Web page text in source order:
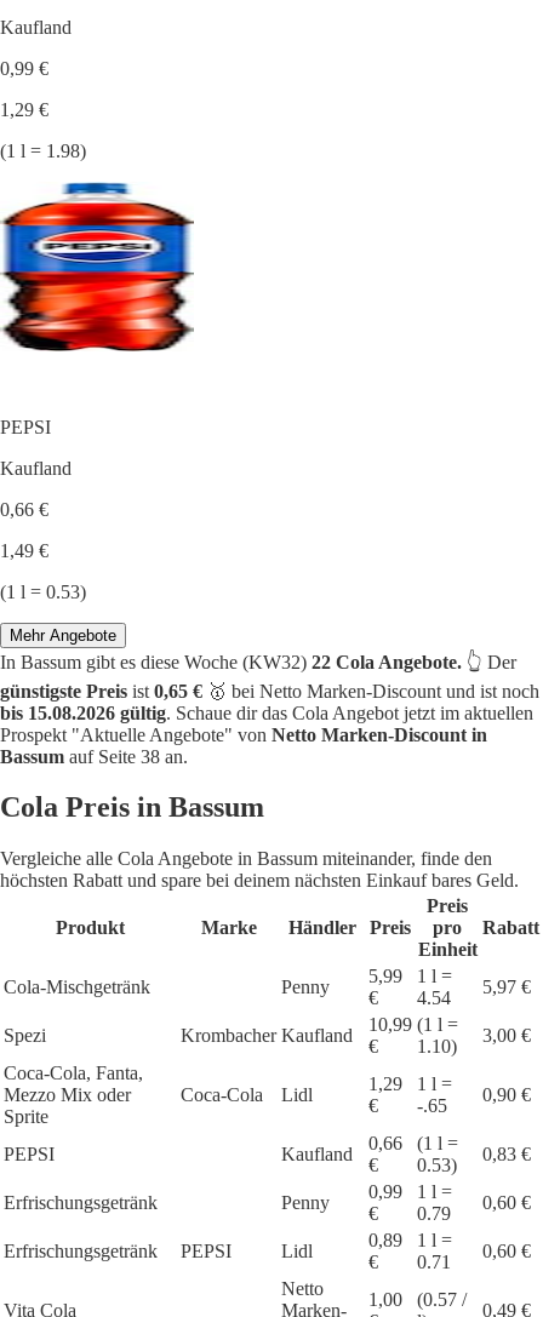
Kaufland
0,99 €
1,29 €
(1 l = 1.98)
PEPSI
Kaufland
0,66 €
1,49 €
(1 l = 0.53)
Mehr Angebote
In Bassum gibt es diese Woche (KW32) 22 Cola Angebote. 👆 Der
günstigste Preis ist 0,65 € 🥇 bei Netto Marken-Discount und ist noch
bis 15.08.2026 gültig. Schaue dir das Cola Angebot jetzt im aktuellen
Prospekt "Aktuelle Angebote" von Netto Marken-Discount in
Bassum auf Seite 38 an.
Cola Preis in Bassum
Vergleiche alle Cola Angebote in Bassum miteinander, finde den
höchsten Rabatt und spare bei deinem nächsten Einkauf bares Geld.
Produkt Marke Händler Preis
Preis
pro
Einheit
Rabatt
Cola-Mischgetränk Penny
5,99
€
1 l =
4.54
5,97 €
Spezi Krombacher Kaufland
10,99
€
(1 l =
1.10)
3,00 €
Coca-Cola, Fanta,
Mezzo Mix oder
Sprite
Coca-Cola Lidl
1,29
€
1 l =
-.65
0,90 €
PEPSI Kaufland
0,66
€
(1 l =
0.53)
0,83 €
Erfrischungsgetränk Penny
0,99
€
1 l =
0.79
0,60 €
Erfrischungsgetränk PEPSI Lidl
0,89
€
1 l =
0.71
0,60 €
Vita Cola
Netto
Marken-
1,00
(0.57 /
0,49 €